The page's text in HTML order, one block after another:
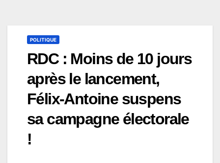
POLITIQUE
RDC : Moins de 10 jours
après le lancement,
Félix-Antoine suspens
sa campagne électorale
!